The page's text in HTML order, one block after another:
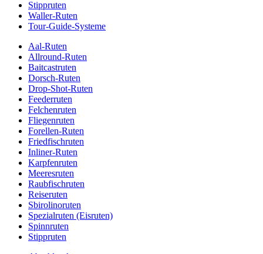
Stippruten
Waller-Ruten
Tour-Guide-Systeme
Aal-Ruten
Allround-Ruten
Baitcastruten
Dorsch-Ruten
Drop-Shot-Ruten
Feederruten
Felchenruten
Fliegenruten
Forellen-Ruten
Friedfischruten
Inliner-Ruten
Karpfenruten
Meeresruten
Raubfischruten
Reiseruten
Sbirolinoruten
Spezialruten (Eisruten)
Spinnruten
Stippruten